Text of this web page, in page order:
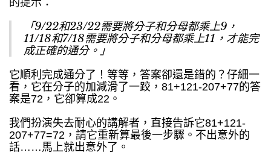
的提示：
「9/22和23/22需要將分子和分母都乘上9，
11/18和7/18需要將分子和分母都乘上11，才能完
成正確的通分。」
它順利完成通分了！等等，答案卻還是錯的？仔細一
看，它在分子的加減滑了一跤，81+121-207+77的答
案是72，它卻算成22。
我們扮演失去耐心的講解者，直接告訴它81+121-
207+77=72，請它重新算最後一步驟。不出意外的
話……馬上就出意外了。